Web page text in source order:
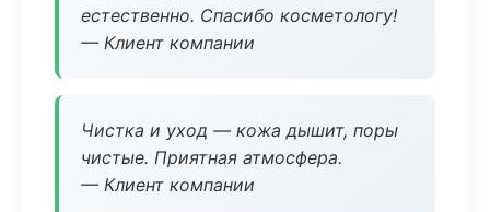
естественно. Спасибо косметологу!
— Клиент компании
Чистка и уход — кожа дышит, поры
чистые. Приятная атмосфера.
— Клиент компании